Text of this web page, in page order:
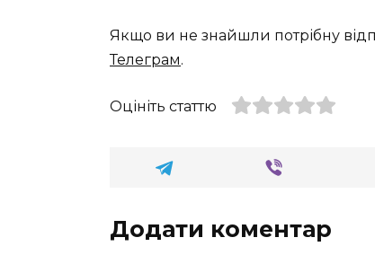
Якщо ви не знайшли потрібну
Телеграм.
Оцініть статтю
Додати коментар